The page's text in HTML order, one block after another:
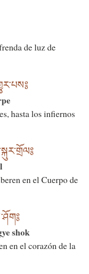
de luz de
hasta los infiernos
en el Cuerpo de
shok
en el corazón de la